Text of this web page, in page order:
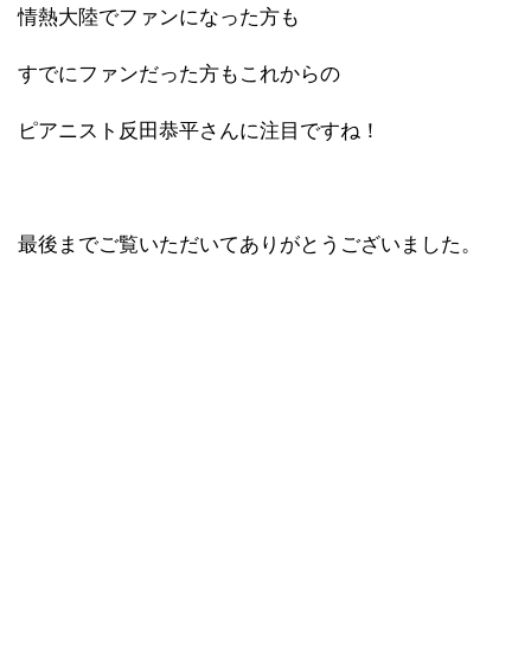
情熱大陸でファンになった方も
すでにファンだった方もこれからの
ピアニスト反田恭平さんに注目ですね！
最後までご覧いただいてありがとうございました。